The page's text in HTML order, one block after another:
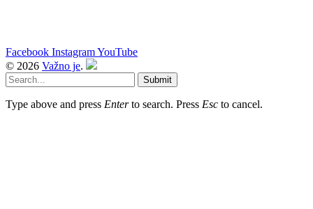
Facebook InstagramYouTube
© 2026 Važno je.
Submit
Type above and press Enterto search. Press Esc to cancel.